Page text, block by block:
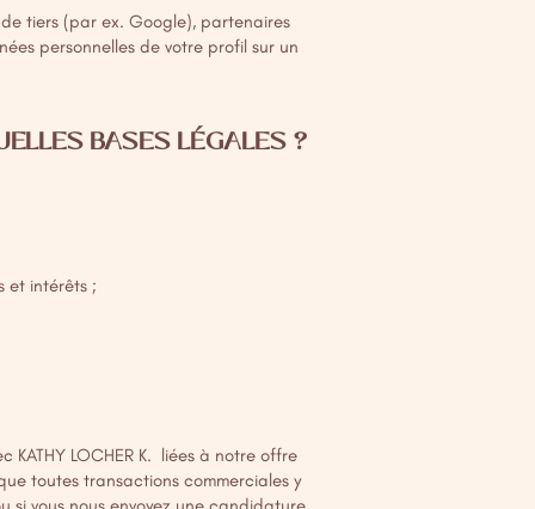
tiers (par ex. Google), partenaires
personnelles de votre profil sur un
BASES LÉGALES ?
et intérêts ;
LOCHER K. liées à notre offre
toutes transactions commerciales y